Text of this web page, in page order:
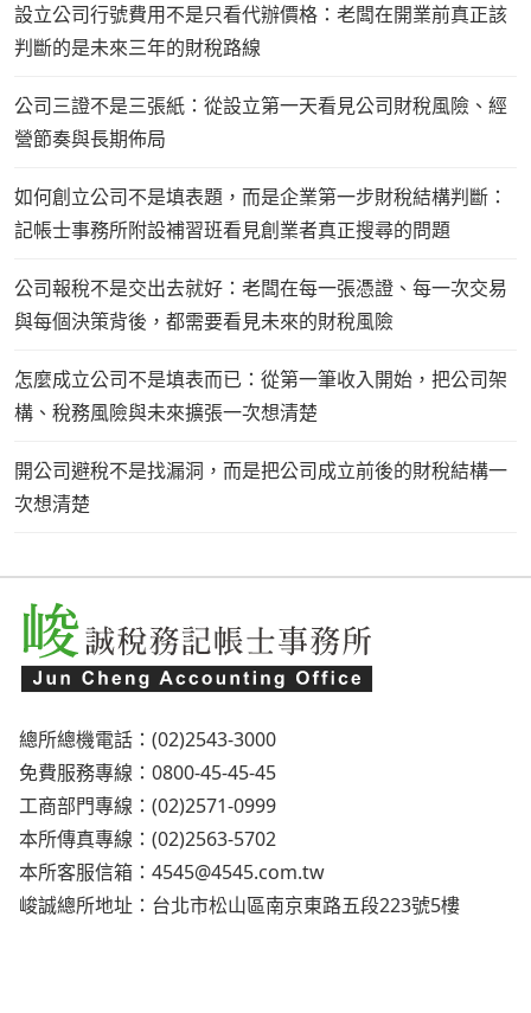
設立公司行號費用不是只看代辦價格：老闆在開業前真正該
判斷的是未來三年的財稅路線
公司三證不是三張紙：從設立第一天看見公司財稅風險、經
營節奏與長期佈局
如何創立公司不是填表題，而是企業第一步財稅結構判斷：
記帳士事務所附設補習班看見創業者真正搜尋的問題
公司報稅不是交出去就好：老闆在每一張憑證、每一次交易
與每個決策背後，都需要看見未來的財稅風險
怎麼成立公司不是填表而已：從第一筆收入開始，把公司架
構、稅務風險與未來擴張一次想清楚
開公司避稅不是找漏洞，而是把公司成立前後的財稅結構一
次想清楚
總所總機電話：(02)2543-3000
免費服務專線：0800-45-45-45
工商部門專線：(02)2571-0999
本所傳真專線：(02)2563-5702
本所客服信箱： 4545@4545.com.tw
峻誠總所地址：台北市松山區南京東路五段223號5樓